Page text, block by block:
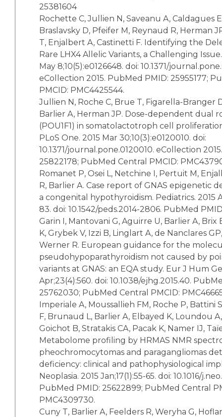
25381604
Rochette C, Jullien N, Saveanu A, Caldagues
Braslavsky D, Pfeifer M, Reynaud R, Herman
T, Enjalbert A, Castinetti F. Identifying the
Rare LHX4 Allelic Variants, a Challenging
May 8;10(5):e0126648. doi: 10.1371/
eCollection 2015. PubMed PMID: 25955177;
PMCID: PMC4425544.
Jullien N, Roche C, Brue T, Figarella-Branger
Barlier A, Herman JP. Dose-dependent dual
(POU1F1) in somatolactotroph cell
PLoS One. 2015 Mar 30;10(3):e0120010. doi:
10.1371/journal.pone.0120010. eCollection
25822178; PubMed Central PMCID:
Romanet P, Osei L, Netchine I, Pertuit M,
R, Barlier A. Case report of GNAS epigenetic
a congenital hypothyroidism. Pediatrics. 2015
83. doi: 10.1542/peds.2014-2806. PubMed
Garin I, Mantovani G, Aguirre U, Barlier A, Brix
K, Grybek V, Izzi B, Linglart A, de Nanclares
Werner R. European guidance for the
pseudohypoparathyroidism not caused by
variants at GNAS: an EQA study. Eur J Hum
Apr;23(4):560. doi: 10.1038/ejhg.2015.40.
25762030; PubMed Central PMCID:
Imperiale A, Moussallieh FM, Roche P, Battini
F, Brunaud L, Barlier A, Elbayed K, Loundou
Goichot B, Stratakis CA, Pacak K, Namer IJ,
Metabolome profiling by HRMAS NMR
pheochromocytomas and paragangliomas
deficiency: clinical and pathophysiological
Neoplasia. 2015 Jan;17(1):55-65. doi: 10.1016/
PubMed PMID: 25622899; PubMed Central
PMC4309730.
Cuny T, Barlier A, Feelders R, Weryha G,